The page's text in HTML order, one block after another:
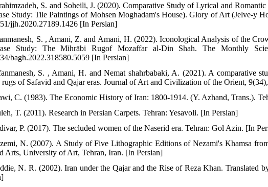
S. and Soheili, J. (2020). Comparative Study of Lyrical and
Study: Tile Paintings of Mohsen Moghadam's House). Glory of Art (Jelve-y
jjh.2020.27189.1426 [In Persian]
S. , Amani, Z. and Amani, H. (2022). Iconological Analysis of the
Study: The Mihrābi Rugof Mozaffar al-Din Shah. The Monthly
bagh.2022.318580.5059 [In Persian]
S. , Amani, H. and Nemat shahrbabaki, A. (2021). A comparative
rugs of Safavid and Qajar eras. Journal of Art and Civilization of the Orient,
C. (1983). The Economic History of Iran: 1800-1914. (Y. Azhand, Trans.).
T. (2011). Research in Persian Carpets. Tehran: Yesavoli. [In Persian]
P. (2017). The secluded women of the Naserid era. Tehran: Gol Azin. [In
N. (2007). A Study of Five Lithographic Editions of Nezami's Khamsa
Arts, University of Art, Tehran, Iran. [In Persian]
N. R. (2002). Iran under the Qajar and the Rise of Reza Khan. Translated